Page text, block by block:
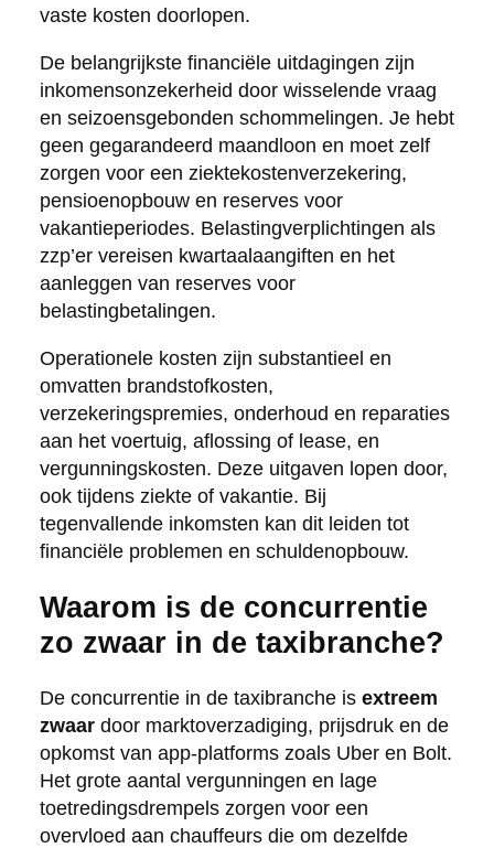
vaste kosten doorlopen.
De belangrijkste financiële uitdagingen zijn
inkomensonzekerheid door wisselende vraag
en seizoensgebonden schommelingen. Je hebt
geen gegarandeerd maandloon en moet zelf
zorgen voor een ziektekostenverzekering,
pensioenopbouw en reserves voor
vakantieperiodes. Belastingverplichtingen als
zzp’er vereisen kwartaalaangiften en het
aanleggen van reserves voor
belastingbetalingen.
Operationele kosten zijn substantieel en
omvatten brandstofkosten,
verzekeringspremies, onderhoud en reparaties
aan het voertuig, aflossing of lease, en
vergunningskosten. Deze uitgaven lopen door,
ook tijdens ziekte of vakantie. Bij
tegenvallende inkomsten kan dit leiden tot
financiële problemen en schuldenopbouw.
Waarom is de concurrentie
zo zwaar in de taxibranche?
De concurrentie in de taxibranche is extreem
zwaardoor marktoverzadiging, prijsdruk en de
opkomst van app-platforms zoals Uber en Bolt.
Het grote aantal vergunningen en lage
toetredingsdrempels zorgen voor een
overvloed aan chauffeurs die om dezelfde